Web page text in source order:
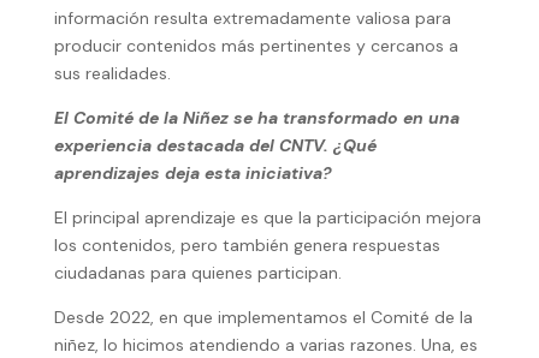
información resulta extremadamente valiosa para
producir contenidos más pertinentes y cercanos a
sus realidades.
El Comité de la Niñez se ha transformado en una
experiencia destacada del CNTV. ¿Qué
aprendizajes deja esta iniciativa?
El principal aprendizaje es que la participación mejora
los contenidos, pero también genera respuestas
ciudadanas para quienes participan.
Desde 2022, en que implementamos el Comité de la
niñez, lo hicimos atendiendo a varias razones. Una, es